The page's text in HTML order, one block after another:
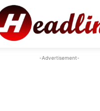
-Advertisement-